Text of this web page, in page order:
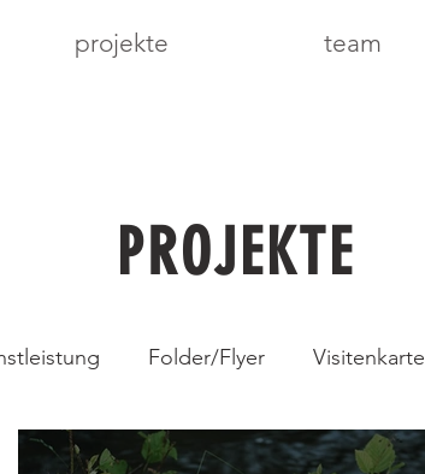
projekte team
PROJEKTE
Folder/Flyer Visitenkarte
Handel Handwerk Broschüre